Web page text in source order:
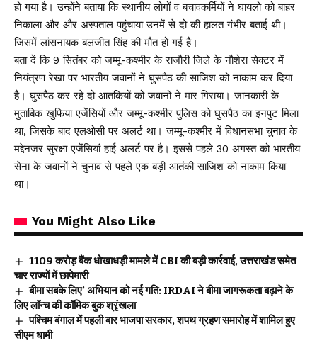
हो गया है। उन्होंने बताया कि स्थानीय लोगों व बचावकर्मियों ने घायलो को बाहर
निकाला और और अस्पताल पहुंचाया उनमें से दो की हालत गंभीर बताई थी।
जिसमें लांसनायक बलजीत सिंह की मौत हो गई है।
बता दें कि 9 सितंबर को जम्मू-कश्मीर के राजौरी जिले के नौशेरा सेक्टर में
नियंत्रण रेखा पर भारतीय जवानों ने घुसपैठ की साजिश को नाकाम कर दिया
है। घुसपैठ कर रहे दो आतंकियों को जवानों ने मार गिराया। जानकारी के
मुताबिक खुफिया एजेंसियों और जम्मू-कश्मीर पुलिस को घुसपैठ का इनपुट मिला
था, जिसके बाद एलओसी पर अलर्ट था। जम्मू-कश्मीर में विधानसभा चुनाव के
मद्देनजर सुरक्षा एजेंसियां हाई अलर्ट पर है। इससे पहले 30 अगस्त को भारतीय
सेना के जवानों ने चुनाव से पहले एक बड़ी आतंकी साजिश को नाकाम किया
था।
You Might Also Like
₹1109 करोड़ बैंक धोखाधड़ी मामले में CBI की बड़ी कार्रवाई, उत्तराखंड समेत
चार राज्यों में छापेमारी
बीमा सबके लिए’ अभियान को नई गति: IRDAI ने बीमा जागरूकता बढ़ाने के
लिए लॉन्च की कॉमिक बुक श्रृंखला
पश्चिम बंगाल में पहली बार भाजपा सरकार, शपथ ग्रहण समारोह में शामिल हुए
सीएम धामी